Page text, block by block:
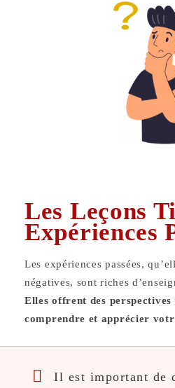
Les Leçons
Expériences
Les expériences passées,
négatives, sont riches
Elles offrent des
comprendre et apprécier
Il est important de